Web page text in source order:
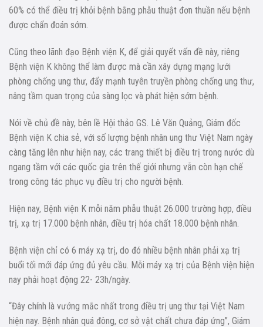
60% có thể điều trị khỏi bệnh bằng phẫu thuật đơn thuần nếu bệnh
được chẩn đoán sớm.
Cũng theo lãnh đạo Bệnh viện K, để giải quyết vấn đề này, riêng
Bệnh viện K không thể làm được mà cần xây dựng mạng lưới
phòng chống ung thư, đẩy mạnh tuyên truyền phòng chống ung thư,
nâng tầm quan trọng của sàng lọc và phát hiện sớm bệnh.
Nói về chủ đề này, bên lề Hội thảo GS. Lê Văn Quảng, Giám đốc
Bệnh viện K chia sẻ, với số lượng bệnh nhân ung thư Việt Nam ngày
càng tăng lên như hiện nay, các trang thiết bị điều trị trong nước dù
ngang tầm với các quốc gia trên thế giới nhưng vẫn còn hạn chế
trong công tác phục vụ điều trị cho người bệnh.
Hiện nay, Bệnh viện K mỗi năm phẫu thuật 26.000 trường hợp, điều
trị, xạ trị 17.000 bệnh nhân, điều trị hóa chất 18.000 bệnh nhân.
Bệnh viện chỉ có 6 máy xạ trị, do đó nhiều bệnh nhân phải xạ trị
buổi tối mới đáp ứng đủ yêu cầu. Mỗi máy xạ trị của Bệnh viện hiện
nay phải hoạt động 22- 23h/ngày.
“Đây chính là vướng mắc nhất trong điều trị ung thư tại Việt Nam
hiện nay. Bệnh nhân quá đông, cơ sở vật chất chưa đáp ứng”, Giám